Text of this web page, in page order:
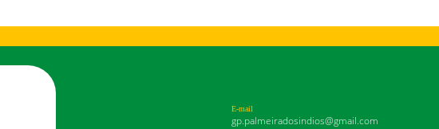
E-mail
gp.palmeiradosindios@gmail.com